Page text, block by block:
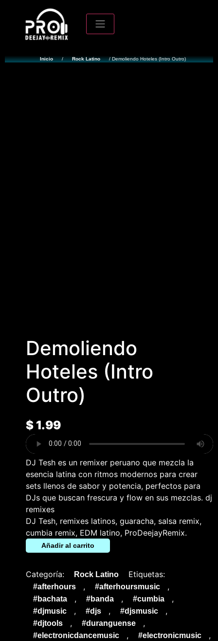
Inicio / Rock Latino / Demoliendo Hoteles (Intro Outro)
Demoliendo
Hoteles (Intro
Outro)
$1.99
DJ Tesh es un remixer peruano que mezcla la
esencia latina con ritmos modernos para crear
sets llenos de sabor y potencia, perfectos para
DJs que buscan frescura y flow en sus mezclas. dj
remixes
DJ Tesh, remixes latinos, guaracha, salsa remix,
cumbia remix, EDM latino, ProDeejayRemix.
Añadir al carrito
Categoría: Rock Latino Etiquetas:
#afterhours , #afterhoursmusic ,
#bachata , #banda , #cumbia ,
#djmusic , #djs , #djsmusic ,
#djtools , #duranguense ,
#electronicdancemusic , #electronicmusic ,